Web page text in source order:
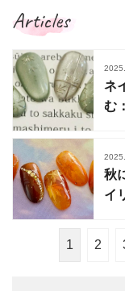
Articles
ネ
む
秋
イ
1 2